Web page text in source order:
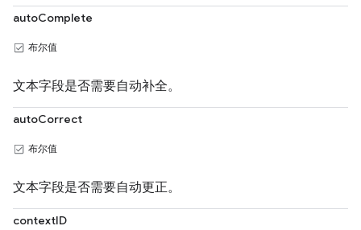
autoComplete
布尔值
文本字段是否需要自动补全。
autoCorrect
布尔值
文本字段是否需要自动更正。
contextID